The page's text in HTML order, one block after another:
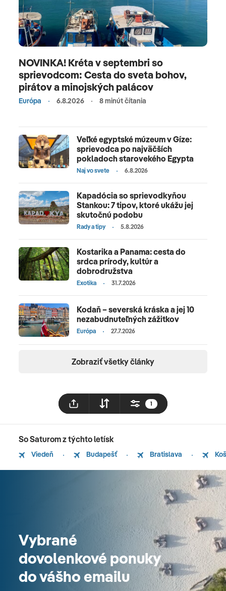
NOVINKA! Kréta v septembri so
sprievodcom: Cesta do sveta bohov,
pirátov a minojských palácov
Európa 6.8.2026 8 minút čítania
Veľké egyptské múzeum v Gíze:
sprievodca po najväčších
pokladoch starovekého Egypta
Naj vo svete 6.8.2026
Kapadócia so sprievodkyňou
Stankou: 7 tipov, ktoré ukážu jej
skutočnú podobu
Rady a tipy 5.8.2026
Kostarika a Panama: cesta do
srdca prírody, kultúr a
dobrodružstva
Exotika 31.7.2026
Kodaň – severská kráska a jej 10
nezabudnuteľných zážitkov
Európa 27.7.2026
Zobraziť všetky články
1
So Saturom z týchto letísk
Viedeň Budapešť Bratislava
Vybrané
dovolenkové ponuky
do vášho emailu